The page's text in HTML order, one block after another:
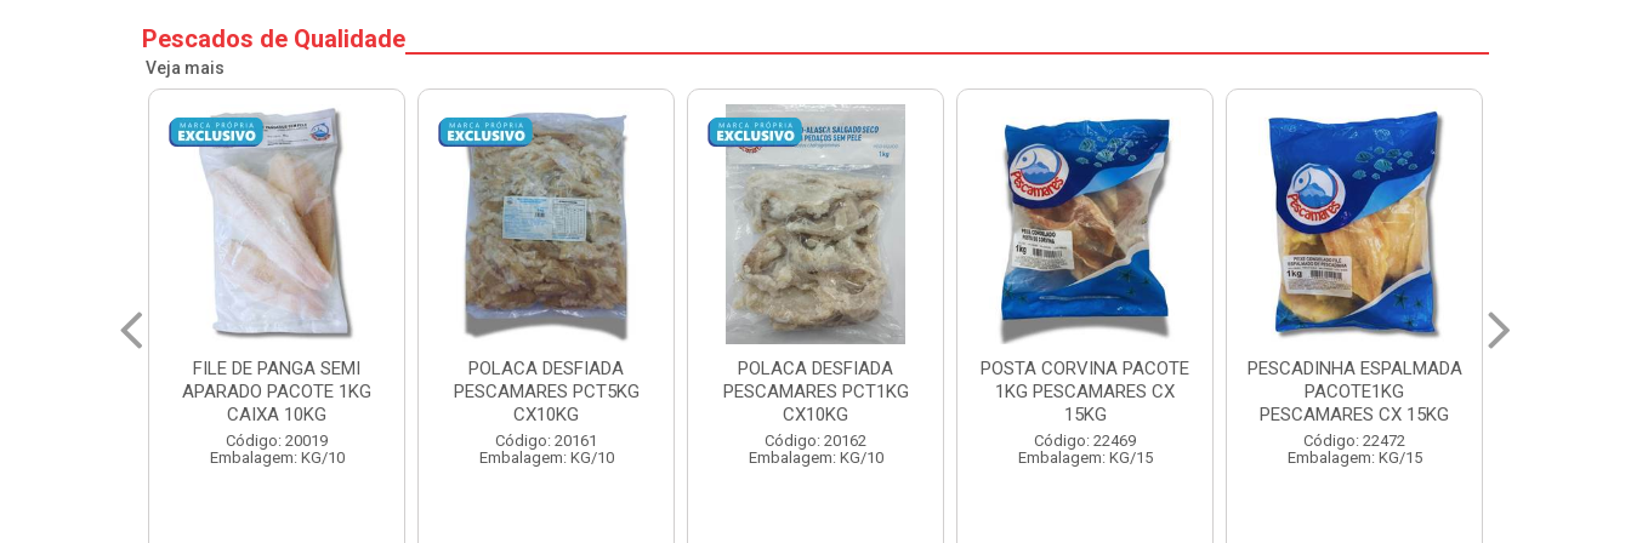
Pescados de Qualidade
Veja mais
POLACA DESFIADA
PESCAMARES PCT5KG
CX10KG
Código: 20161
Embalagem: KG/10
POLACA DESFIADA
PESCAMARES PCT1KG
CX10KG
Código: 20162
Embalagem: KG/10
POSTA CORVINA PACOTE
1KG PESCAMARES CX
15KG
Código: 22469
Embalagem: KG/15
PESCADINHA ESPALMADA
PACOTE1KG
PESCAMARES CX 15KG
Código: 22472
Embalagem: KG/15
FILE DE PANGA PREMIUM
PACOTE 1KG CAIXA 10KG
Código: 20021
Embalagem: KG/10